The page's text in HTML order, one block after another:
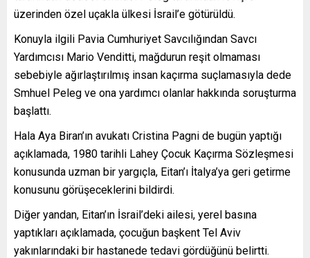
üzerinden özel uçakla ülkesi İsrail’e götürüldü.
Konuyla ilgili Pavia Cumhuriyet Savcılığından Savcı
Yardımcısı Mario Venditti, mağdurun reşit olmaması
sebebiyle ağırlaştırılmış insan kaçırma suçlamasıyla dede
Smhuel Peleg ve ona yardımcı olanlar hakkında soruşturma
başlattı.
Hala Aya Biran’ın avukatı Cristina Pagni de bugün yaptığı
açıklamada, 1980 tarihli Lahey Çocuk Kaçırma Sözleşmesi
konusunda uzman bir yargıçla, Eitan’ı İtalya’ya geri getirme
konusunu görüşeceklerini bildirdi.
Diğer yandan, Eitan’ın İsrail’deki ailesi, yerel basına
yaptıkları açıklamada, çocuğun başkent Tel Aviv
yakınlarındaki bir hastanede tedavi gördüğünü belirtti.